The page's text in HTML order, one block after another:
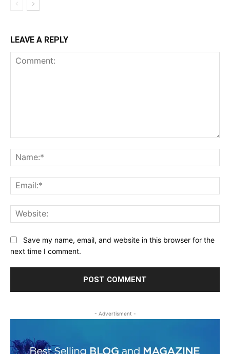
LEAVE A REPLY
Save my name, email, and website in this browser for the
next time I comment.
- Advertisment -